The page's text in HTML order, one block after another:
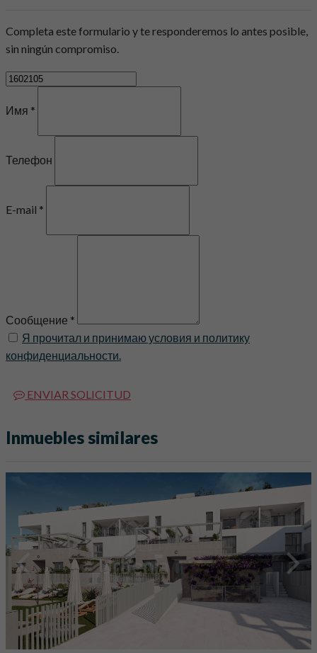
Completa este formulario y te responderemos lo antes posible,
sin ningún compromiso.
Имя *
Телефон
E-mail *
Сообщение *
Я прочитал и принимаю условия и политику
конфиденциальности.
ENVIAR SOLICITUD
Inmuebles similares